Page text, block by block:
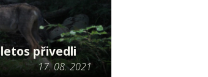
přivedli
17. 08. 2021